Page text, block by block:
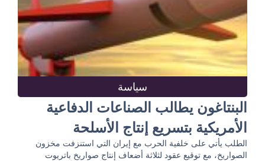
سياسة
البنتاغون يطالب الصناعات الدفاعية
الأمريكية بتسريع إنتاج الأسلحة
الطلب يأتي على خلفية الحرب مع إيران التي استنزفت مخزون
الصواريخ، مع توقيع عقود لثلاثة أضعاف إنتاج صواريخ باتريوت